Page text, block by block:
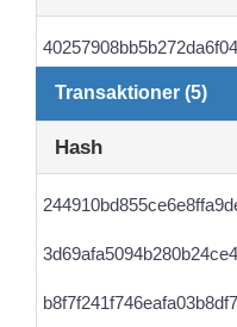
Transaktioner (5)
Hash